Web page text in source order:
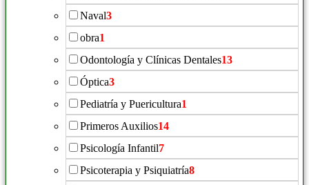
Naval3
obra1
Odontología y Clínicas Dentales13
Óptica3
Pediatría y Puericultura1
Primeros Auxilios14
Psicología Infantil7
Psicoterapia y Psiquiatría8